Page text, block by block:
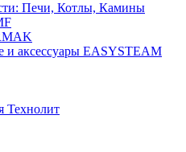
Печи, Котлы, Камины
и аксессуары EASYSTEAM
Технолит